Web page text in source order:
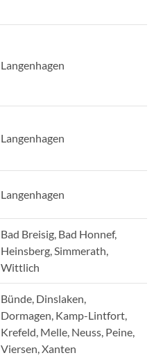
Langenhagen
Langenhagen
Langenhagen
Bad Breisig, Bad Honnef,
Heinsberg, Simmerath,
Wittlich
Bünde, Dinslaken,
Dormagen, Kamp-Lintfort,
Krefeld, Melle, Neuss, Peine,
Viersen, Xanten